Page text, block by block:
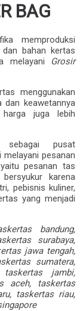
BAG
memproduksi
bahan kertas
melayani
Grosir
menggunakan
keawetannya
juga lebih
sebagai pusat
pesanan
pesanan tas
karena
pebisnis kuliner,
yang menjadi
bandung,
surabaya,
jawa tengah,
sumatera,
taskertas jambi,
aceh, taskertas
taskertas riau,